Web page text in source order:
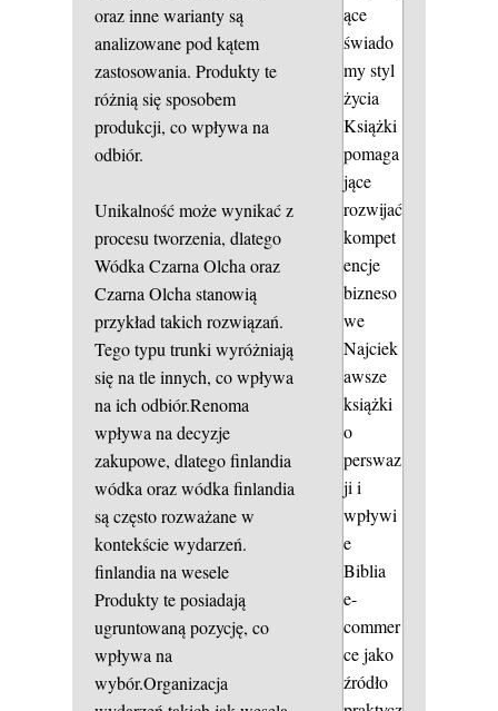
oraz inne warianty są
analizowane pod kątem
zastosowania. Produkty te
różnią się sposobem
produkcji, co wpływa na
odbiór.
Unikalność może wynikać z
procesu tworzenia, dlatego
Wódka Czarna Olcha oraz
Czarna Olcha stanowią
przykład takich rozwiązań.
Tego typu trunki wyróżniają
się na tle innych, co wpływa
na ich odbiór.Renoma
wpływa na decyzje
zakupowe, dlatego finlandia
wódka oraz wódka finlandia
są często rozważane w
kontekście wydarzeń.
finlandia na wesele
Produkty te posiadają
ugruntowaną pozycję, co
wpływa na
wybór.Organizacja
ące
świado
my styl
życia
Książki
pomaga
jące
rozwijać
kompet
encje
bizneso
we
Najciek
awsze
książki
o
perswaz
ji i
wpływi
e
Biblia
e-
commer
ce jako
źródło